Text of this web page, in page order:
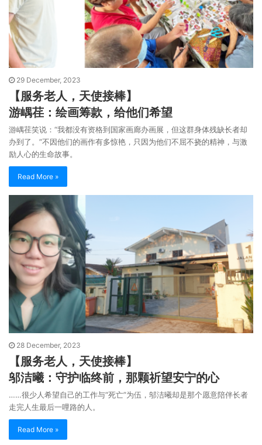
29 December, 2023
【服务老人，天使接棒】
游嵎荏：绘画筹款，给他们希望
游嵎荏笑说：“我都没有资格到国家画廊办画展，但这群身体残缺长者却
办到了。”不因他们的画作有多惊艳，只因为他们不屈不挠的精神，与激
励人心的生命故事。
Read More »
28 December, 2023
【服务老人，天使接棒】
邬洁曦：守护临终前，那颗祈望安宁的心
……很少人希望自己的工作与“死亡”为伍，邬洁曦却是那个愿意陪伴长者
走完人生最后一哩路的人。
Read More »